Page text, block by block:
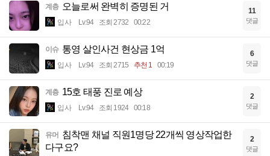
계층 오늘로써 완벽히 증명된 거
입사 Lv.94 조회 2732 00:22
11
댓글
이슈 통영 살인사건 현상금 1억
입사 Lv.94 조회 2715 추천 1 00:19
6
댓글
계층 15호 태풍 진로 예상
입사 Lv.94 조회 1924 00:18
2
댓글
유머 침착맨 채널 직원1명당 22개씩 영상작업한
다구요?
2
댓글